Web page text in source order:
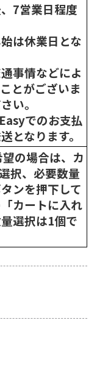
7営業日程度
は休業日とな
事情などによ
とがございま
い。
でのお支払
となります。
の場合は、カ
択、必要数量
ンを押下して
カートに入れ
選択は1個で